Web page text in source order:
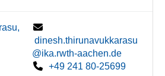
dinesh.thirunavukkarasu
@ika.rwth-aachen.de
+49 241 80-25699